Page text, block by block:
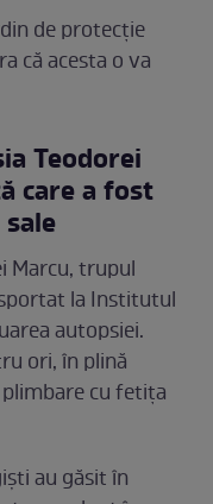
de protecție
că acesta o va
Teodorei
care a fost
Marcu, trupul
la Institutul
autopsiei.
ori, în plină
cu fetița
au găsit în